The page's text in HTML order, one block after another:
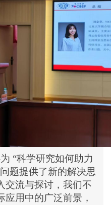
“科学研究如何助力
题提供了新的解决思
交流与探讨，我们不
用中的广泛前景，